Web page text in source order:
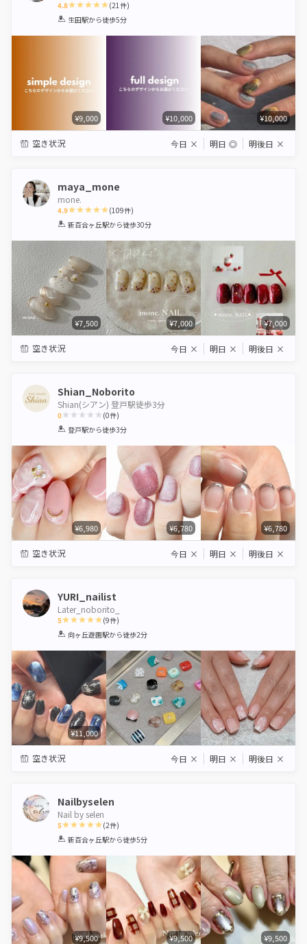
4.8
1 2 3 4 5
(21件)
生田駅から徒歩5分
¥9,000 ¥10,000 ¥10,000
空き状況 今日 × 明日 ◎ 明後日 ×
maya_mone
mone.
4.9
1 2 3 4 5
(109件)
新百合ヶ丘駅から徒歩30分
¥7,500 ¥7,000 ¥7,000
空き状況 今日 × 明日 × 明後日 ×
Shian_Noborito
Shian(シアン) 登戸駅徒歩3分
0
1 2 3 4 5
(0件)
登戸駅から徒歩3分
¥6,980 ¥6,780 ¥6,780
空き状況 今日 × 明日 × 明後日 ×
YURI_nailist
Later_noborito_
5
1 2 3 4 5
(9件)
向ヶ丘遊園駅から徒歩2分
¥11,000
空き状況 今日 × 明日 × 明後日 ×
Nailbyselen
Nail by selen
5
1 2 3 4 5
(2件)
新百合ヶ丘駅から徒歩5分
¥9,500 ¥9,500 ¥9,500